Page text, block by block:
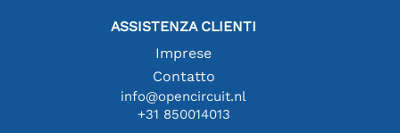
ASSISTENZA CLIENTI
Imprese
Contatto
info@opencircuit.nl
+31 850014013